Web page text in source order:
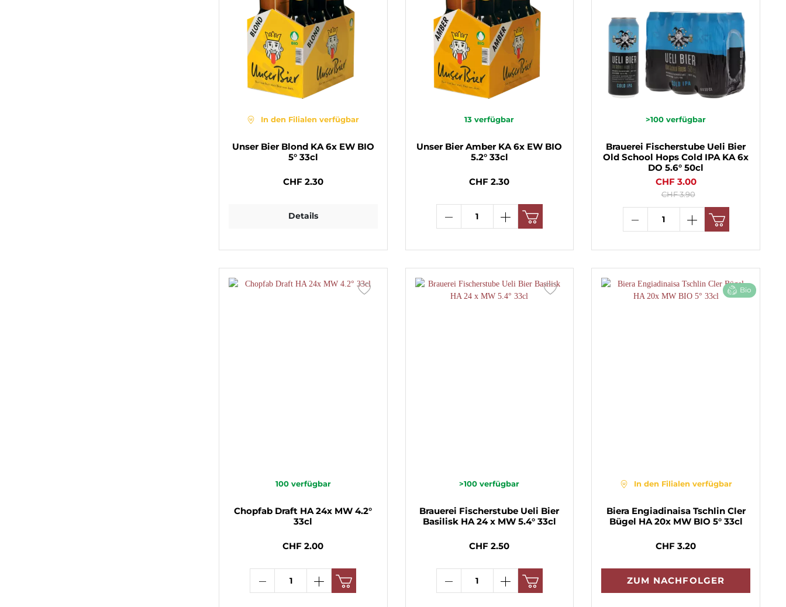
In den Filialen verfügbar
Unser Bier Blond KA 6x EW BIO
5° 33cl
CHF 2.30
Details
13 verfügbar
Unser Bier Amber KA 6x EW BIO
5.2° 33cl
CHF 2.30
>100 verfügbar
Brauerei Fischerstube Ueli Bier
Old School Hops Cold IPA KA 6x
DO 5.6° 50cl
CHF 3.00
CHF 3.90
100 verfügbar
Chopfab Draft HA 24x MW 4.2°
33cl
CHF 2.00
>100 verfügbar
Brauerei Fischerstube Ueli Bier
Basilisk HA 24 x MW 5.4° 33cl
CHF 2.50
Bio
In den Filialen verfügbar
Biera Engiadinaisa Tschlin Cler
Bügel HA 20x MW BIO 5° 33cl
CHF 3.20
ZUM NACHFOLGER